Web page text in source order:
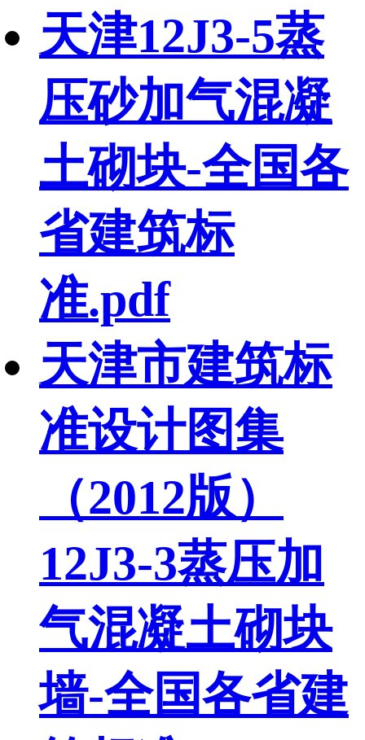
天津12J3-5蒸
压砂加气混凝
土砌块-全国各
省建筑标
准.pdf
天津市建筑标
准设计图集
（2012版）
12J3-3蒸压加
气混凝土砌块
墙-全国各省建